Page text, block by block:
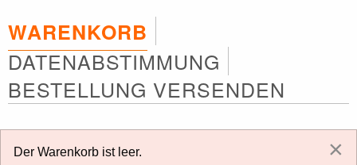
Registrierung
WARENKORB
DATENABSTIMMUNG
BESTELLUNG VERSENDEN
Der Warenkorb ist leer. ×